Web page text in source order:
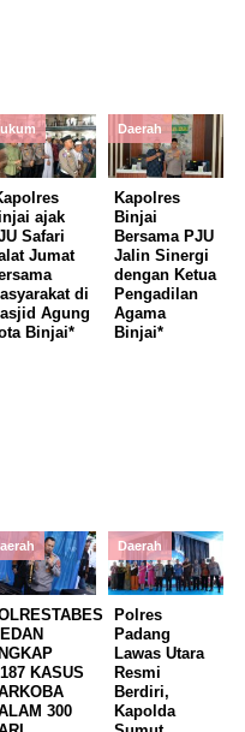
ajak
Safari
Jumat
di
Agung
Binjai*
Daerah
Kapolres
Binjai
Bersama PJU
Jalin Sinergi
dengan Ketua
Pengadilan
Agama
Binjai*
KASUS
300
Daerah
Polres
Padang
Lawas Utara
Resmi
Berdiri,
Kapolda